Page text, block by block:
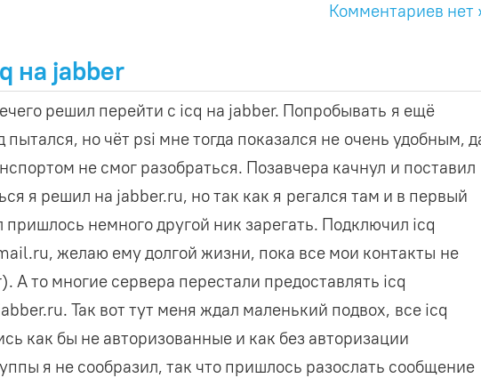
Комментариев нет
на jabber
решил перейти с icq на jabber. Попробывать я ещё
пытался, но чёт psi мне тогда показался не очень удобным,
не смог разобраться. Позавчера качнул и поставил
я решил на jabber.ru, но так как я регался там и в первый
пришлось немного другой ник зарегать. Подключил icq
желаю ему долгой жизни, пока все мои контакты не
А то многие сервера перестали предоставлять icq
Так вот тут меня ждал маленький подвох, все icq
как бы не авторизованные и как без авторизации
я не сообразил, так что пришлось разослать сообщение